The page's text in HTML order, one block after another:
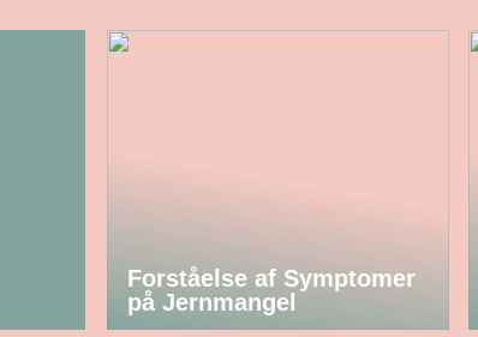
Forståelse af Symptomer
på Jernmangel